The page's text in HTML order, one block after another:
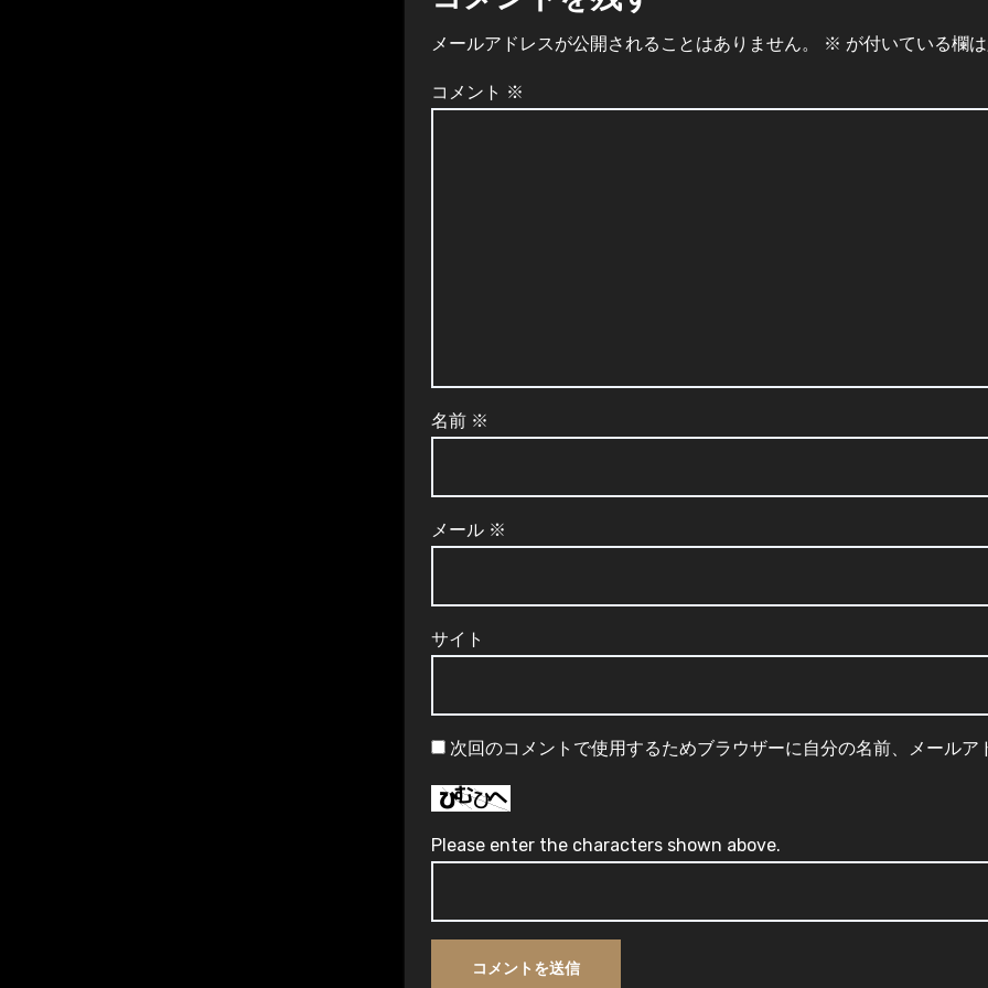
メールアドレスが公開されることはありません。 ※ が付いている欄
コメント ※
名前 ※
メール ※
サイト
次回のコメントで使用するためブラウザーに自分の名前、メールア
Please enter the characters shown above.